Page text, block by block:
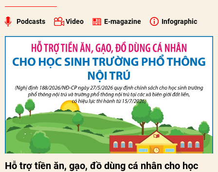
Podcasts Video E-magazine Infographic
Hỗ trợ tiền ăn, gạo, đồ dùng cá nhân cho học